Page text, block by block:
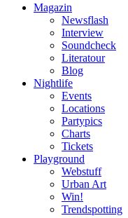
Magazin
Newsflash
Interview
Soundcheck
Literatour
Blog
Nightlife
Events
Locations
Partypics
Charts
Tickets
Playground
Webstuff
Urban Art
Win!
Trendspotting